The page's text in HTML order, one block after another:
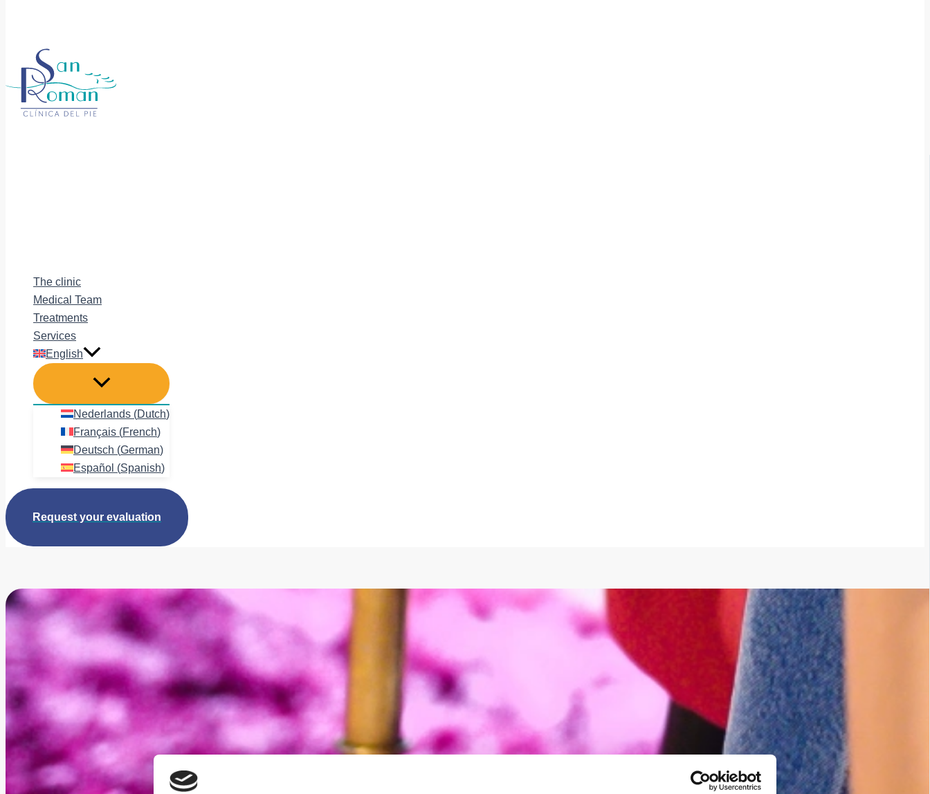
The clinic
Medical Team
Treatments
Services
English
Nederlands (Dutch)
Français (French)
Deutsch (German)
Español (Spanish)
Request your evaluation